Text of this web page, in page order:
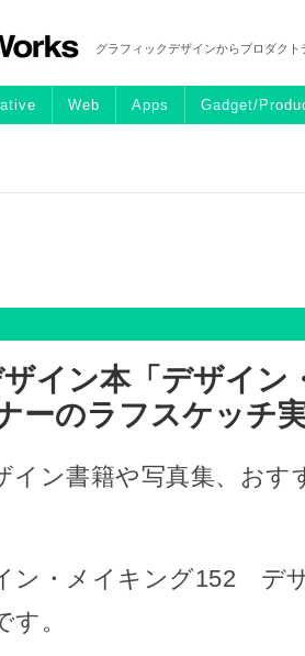
グラフィックデザインからプロダク
Web Apps Gadget/
イン本「デザイン
のラフスケッチ
イン書籍や写真集、おす
ン・メイキング152 デ
。